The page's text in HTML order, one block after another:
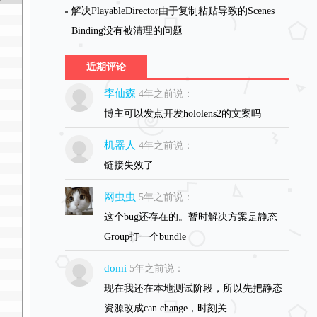
解决PlayableDirector由于复制粘贴导致的Scenes
Binding没有被清理的问题
近期评论
李仙森 4年之前说：
博主可以发点开发hololens2的文案吗
机器人 4年之前说：
链接失效了
网虫虫 5年之前说：
这个bug还存在的。暂时解决方案是静态
Group打一个bundle
domi 5年之前说：
现在我还在本地测试阶段，所以先把静态
资源改成can change，时刻关...